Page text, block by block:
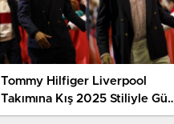
Tommy Hilfiger Liverpool
Takımına Kış 2025 Stiliyle Güç
Verdi